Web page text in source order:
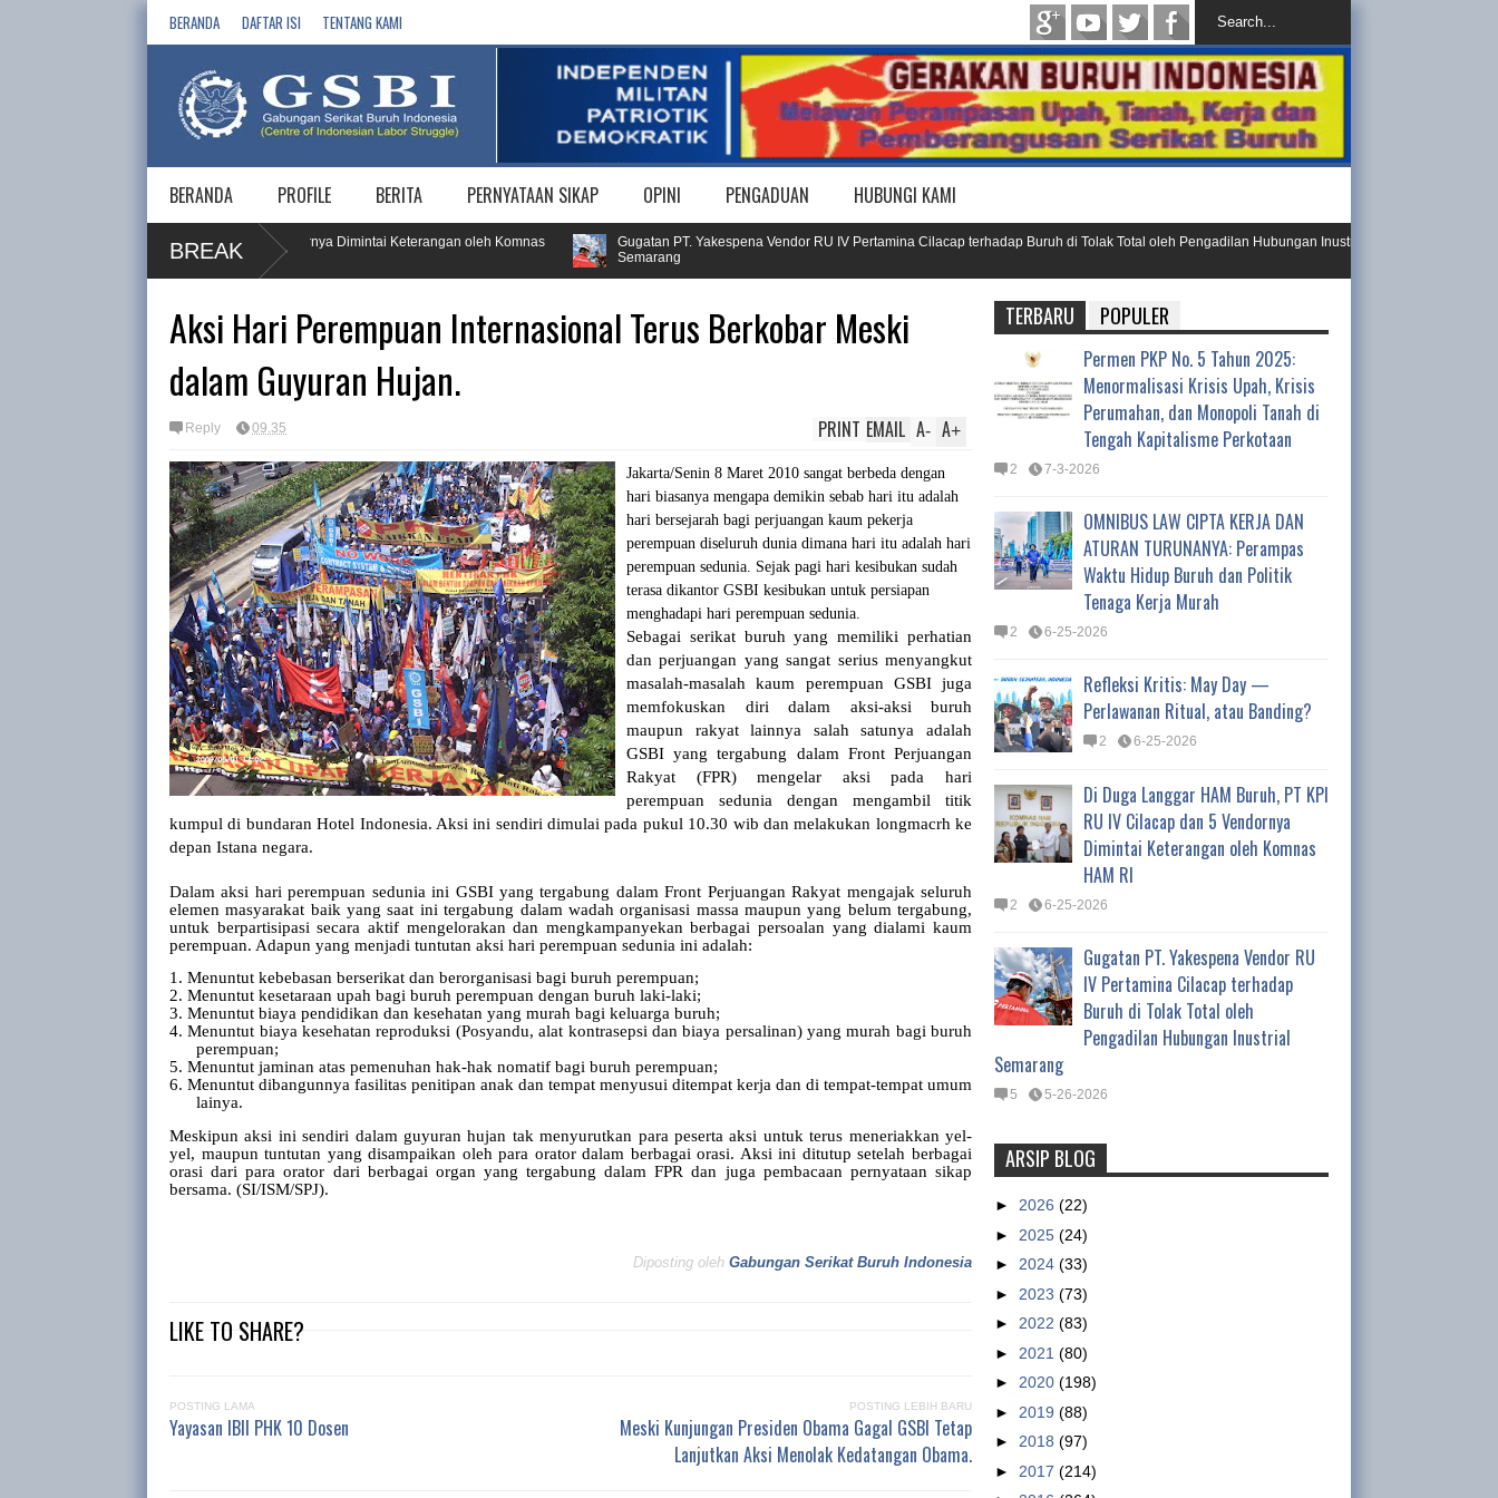
BERANDA DAFTAR ISI TENTANG KAMI
BERANDA PROFILE BERITA PERNYATAAN SIKAP OPINI PENGADUAN HUBUNGI KAMI
BREAK
Buruh, PT KPI RU IV Cilacap dan 5 Vendornya Dimintai Keterangan oleh Komnas
Gugatan PT. Yakespena Vendor RU IV Pertamina Cilacap terhadap Buruh di Tolak Total oleh Pengadilan Hubungan Inustrial
Semarang
Aksi Hari Perempuan Internasional Terus Berkobar Meski
dalam Guyuran Hujan.
Reply 09.35 A+
A-
EMAIL
PRINT
Jakarta/Senin 8 Maret 2010 sangat berbeda dengan
hari biasanya mengapa demikin sebab hari itu adalah
hari bersejarah bagi perjuangan kaum pekerja
perempuan diseluruh dunia dimana hari itu adalah hari
perempuan sedunia. Sejak pagi hari kesibukan sudah
terasa dikantor GSBI kesibukan untuk persiapan
menghadapi hari perempuan sedunia.
Sebagai serikat buruh yang memiliki perhatian
dan perjuangan yang sangat serius menyangkut
masalah-masalah kaum perempuan GSBI juga
memfokuskan diri dalam aksi-aksi buruh
maupun rakyat lainnya salah satunya adalah
GSBI yang tergabung dalam Front Perjuangan
Rakyat (FPR) mengelar aksi pada hari
perempuan sedunia dengan mengambil titik
kumpul di bundaran Hotel Indonesia. Aksi ini sendiri dimulai pada pukul 10.30 wib dan melakukan longmacrh ke
depan Istana negara.
Dalam aksi hari perempuan sedunia ini GSBI yang tergabung dalam Front Perjuangan Rakyat mengajak seluruh
elemen masyarakat baik yang saat ini tergabung dalam wadah organisasi massa maupun yang belum tergabung,
untuk berpartisipasi secara aktif mengelorakan dan mengkampanyekan berbagai persoalan yang dialami kaum
perempuan. Adapun yang menjadi tuntutan aksi hari perempuan sedunia ini adalah:
1. Menuntut kebebasan berserikat dan berorganisasi bagi buruh perempuan;
2. Menuntut kesetaraan upah bagi buruh perempuan dengan buruh laki-laki;
3. Menuntut biaya pendidikan dan kesehatan yang murah bagi keluarga buruh;
4. Menuntut biaya kesehatan reproduksi (Posyandu, alat kontrasepsi dan biaya persalinan) yang murah bagi buruh
perempuan;
5. Menuntut jaminan atas pemenuhan hak-hak nomatif bagi buruh perempuan;
6. Menuntut dibangunnya fasilitas penitipan anak dan tempat menyusui ditempat kerja dan di tempat-tempat umum
lainya.
Meskipun aksi ini sendiri dalam guyuran hujan tak menyurutkan para peserta aksi untuk terus meneriakkan yel-
yel, maupun tuntutan yang disampaikan oleh para orator dalam berbagai orasi. Aksi ini ditutup setelah berbagai
orasi dari para orator dari berbagai organ yang tergabung dalam FPR dan juga pembacaan pernyataan sikap
bersama. (SI/ISM/SPJ).
Diposting oleh Gabungan Serikat Buruh Indonesia
LIKE TO SHARE?
POSTING LAMA
Yayasan IBII PHK 10 Dosen
POSTING LEBIH BARU
Meski Kunjungan Presiden Obama Gagal GSBI Tetap
Lanjutkan Aksi Menolak Kedatangan Obama.
TERBARU POPULER
Permen PKP No. 5 Tahun 2025:
Menormalisasi Krisis Upah, Krisis
Perumahan, dan Monopoli Tanah di
Tengah Kapitalisme Perkotaan
2 7-3-2026
OMNIBUS LAW CIPTA KERJA DAN
ATURAN TURUNANYA: Perampas
Waktu Hidup Buruh dan Politik
Tenaga Kerja Murah
2 6-25-2026
Refleksi Kritis: May Day —
Perlawanan Ritual, atau Banding?
2 6-25-2026
Di Duga Langgar HAM Buruh, PT KPI
RU IV Cilacap dan 5 Vendornya
Dimintai Keterangan oleh Komnas
HAM RI
2 6-25-2026
Gugatan PT. Yakespena Vendor RU
IV Pertamina Cilacap terhadap
Buruh di Tolak Total oleh
Pengadilan Hubungan Inustrial
Semarang
5 5-26-2026
Tentang Waktu Kerja Satpam
Ismet Inoni , Kepala Departemen Organisasi DPP
GSBI Regulasi yang mengatur tentang pe...
to intimidate them
-01-15/nike-accused-of-using-military-to-
ARSIP BLOG
► 2026 (22)
► 2025 (24)
► 2024 (33)
► 2023 (73)
► 2022 (83)
► 2021 (80)
► 2020 (198)
► 2019 (88)
► 2018 (97)
► 2017 (214)